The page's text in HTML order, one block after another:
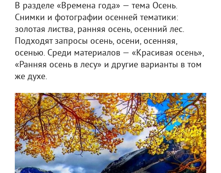
В разделе «Времена года» — тема Осень.
Снимки и фотографии осенней тематики:
золотая листва, ранняя осень, осенний лес.
Подходят запросы осень, осени, осенняя,
осенью. Среди материалов — «Красивая осень»,
«Ранняя осень в лесу» и другие варианты в том
же духе.